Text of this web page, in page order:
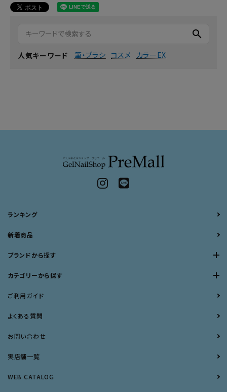
search
人気キーワード 筆・ブラシ コスメ カラーEX
ランキング
新着商品
ブランドから探す
カテゴリーから探す
ご利用ガイド
よくある質問
お問い合わせ
実店舗一覧
WEB CATALOG